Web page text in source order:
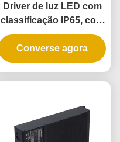
Driver de luz LED com
classificação IP65, com
regulação de
intensidade 5 em 1,
240W e fonte de
Converse agora